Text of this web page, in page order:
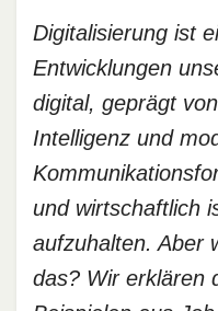
Digitalisierung ist
Entwicklungen
digital, geprägt
Intelligenz und
und wirtschaftlich
aufzuhalten. Aber
das? Wir erklären